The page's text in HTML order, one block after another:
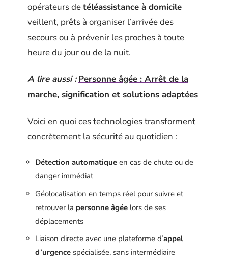
opérateurs detéléassistance à domicile
veillent, prêts à organiser l’arrivée des
secours ou à prévenir les proches à toute
heure du jour ou de la nuit.
A lire aussi : Personne âgée : Arrêt de la
marche, signification et solutions adaptées
Voici en quoi ces technologies transforment
concrètement la sécurité au quotidien :
Détection automatique en cas de chute ou de
danger immédiat
Géolocalisation en temps réel pour suivre et
retrouver la personne âgée lors de ses
déplacements
Liaison directe avec une plateforme d’appel
d’urgence spécialisée, sans intermédiaire